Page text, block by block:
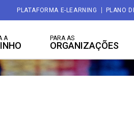
PLATAFORMA E-LEARNING PLANO
A PARA AS
ORGANIZAÇÕES